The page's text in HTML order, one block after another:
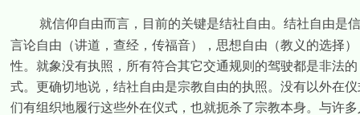
就信仰自由而言，目前的关键是结社自由。结社自由是
言论自由（讲道，查经，传福音），思想自由（教义的选择
性。就象没有执照，所有符合其它交通规则的驾驶都是非法
式。更确切地说，结社自由是宗教自由的执照。没有以外在
们有组织地履行这些外在仪式，也就扼杀了宗教本身。与许